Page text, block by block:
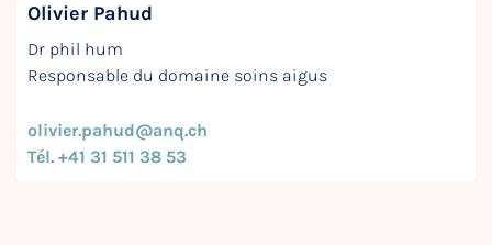
Olivier Pahud
Dr phil hum
Responsable du domaine soins aigus
olivier.pahud@anq.ch
Tél. +41 31 511 38 53